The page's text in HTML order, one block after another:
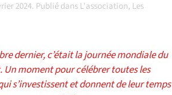
2024. Publié dansL'association, Les
dernier, c’était la journée mondiale du
moment pour célébrer toutes les
s’investissent et donnent de leur temps